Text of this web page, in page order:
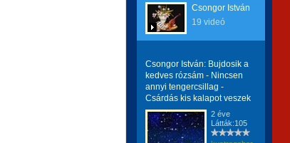
Csongor István
19 videó
Csongor István: Bujdosik a
kedves rózsám - Nincsen
annyi tengercsillag -
Csárdás kis kalapot veszek
2 éve
Látták:105